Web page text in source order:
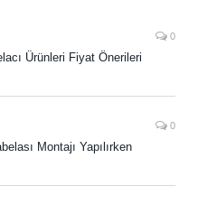
0
Ürünleri Fiyat Önerileri
0
Montajı Yapılırken